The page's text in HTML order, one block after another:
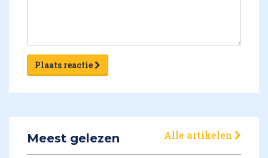
Plaats reactie
Meest gelezen Alle artikelen